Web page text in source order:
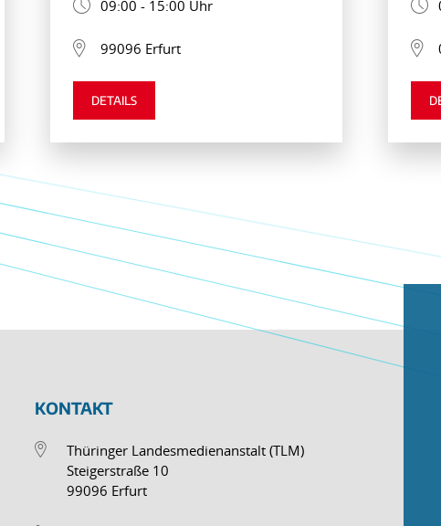
09:00 - 15:00 Uhr
99096 Erfurt
DETAILS
KONTAKT
Thüringer Landesmedienanstalt (TLM)
Steigerstraße 10
99096 Erfurt